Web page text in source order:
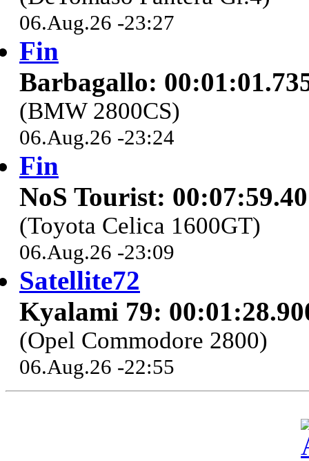
06.Aug.26 -23:27
Fin
Barbagallo:
(BMW 2800CS)
06.Aug.26 -23:24
Fin
NoS Tourist:
(Toyota Celica 1600GT)
06.Aug.26 -23:09
Satellite72
Kyalami 79:
(Opel Commodore 2800)
06.Aug.26 -22:55